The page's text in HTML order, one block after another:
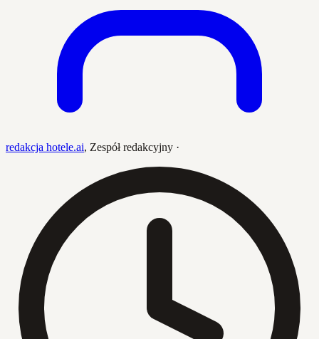
redakcja hotele.ai, Zespół redakcyjny ·